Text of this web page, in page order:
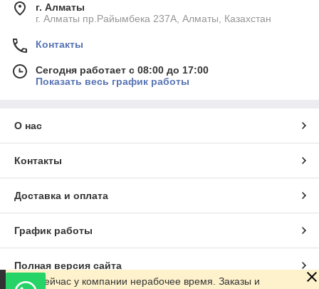
г. Алматы
г. Алматы пр.Райымбека 237А, Алматы, Казахстан
Контакты
Сегодня работает с 08:00 до 17:00
Показать весь график работы
О нас
Контакты
Доставка и оплата
График работы
Полная версия сайта
Сейчас у компании нерабочее время. Заказы и